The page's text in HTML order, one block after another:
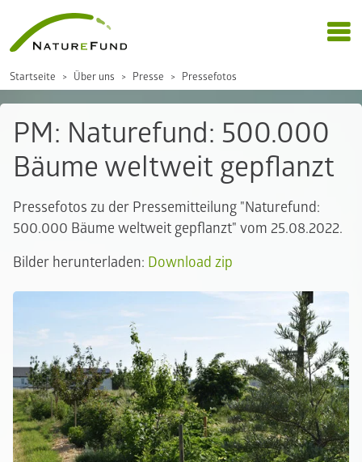
Startseite Über uns Presse Pressefotos
PM: Naturefund: 500.000
Bäume weltweit gepflanzt
Pressefotos zu der Pressemitteilung "Naturefund:
500.000 Bäume weltweit gepflanzt" vom 25.08.2022.
Bilder herunterladen: Download zip